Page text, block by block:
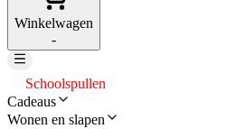
Winkelwagen
-
Schoolspullen
Cadeaus
Wonen en slapen